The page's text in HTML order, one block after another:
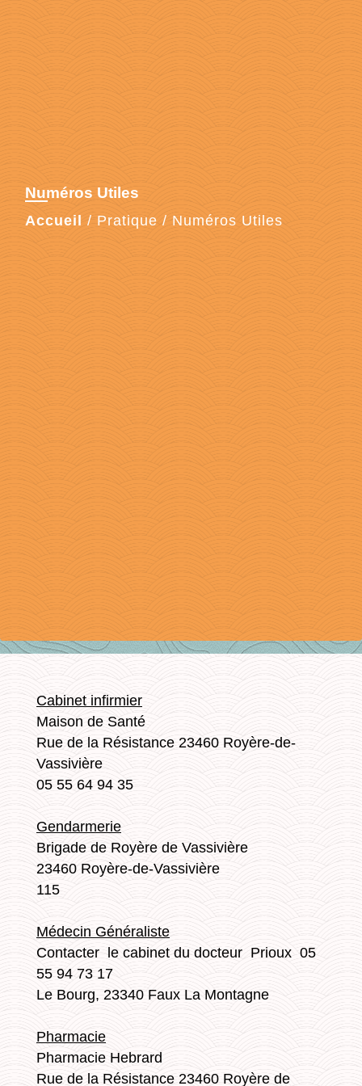
Numéros Utiles
Accueil / Pratique / Numéros Utiles
Cabinet infirmier
Maison de Santé
Rue de la Résistance 23460 Royère-de-
Vassivière
05 55 64 94 35
Gendarmerie
Brigade de Royère de Vassivière
23460 Royère-de-Vassivière
115
Médecin Généraliste
Contacter le cabinet du docteur Prioux 05
55 94 73 17
Le Bourg, 23340 Faux La Montagne
Pharmacie
Pharmacie Hebrard
Rue de la Résistance 23460 Royère de